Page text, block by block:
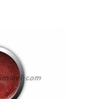
Questo
prodotto